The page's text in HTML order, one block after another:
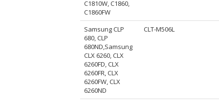
C1810W, C1860,
C1860FW
Samsung CLP
680, CLP
680ND,Samsung
CLX 6260, CLX
6260FD, CLX
6260FR, CLX
6260FW, CLX
6260ND
CLT-M506L